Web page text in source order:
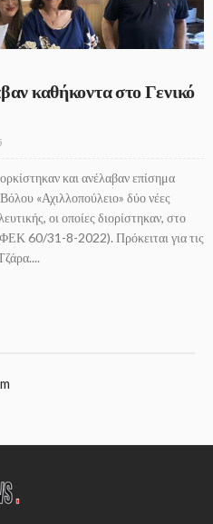
καθήκοντα στο Γενικό
και ανέλαβαν επίσημα
«Αχιλλοπούλειο» δύο νέες
οι οποίες διορίστηκαν, στο
60/31-8-2022). Πρόκειται για τις